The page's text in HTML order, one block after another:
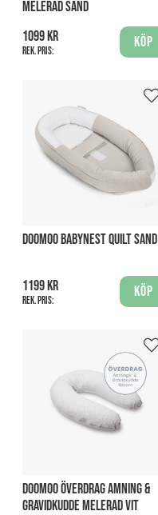
MELERAD SAND
1099 kr
Rek. pris:
Köp
DOOMOO BABYNEST QUILT SAND
1199 kr
Rek. pris:
Köp
DOOMOO ÖVERDRAG AMNING &
GRAVIDKUDDE MELERAD VIT